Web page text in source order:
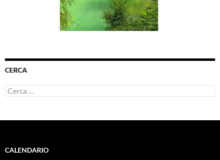
CERCA
Ricerca
per:
CALENDARIO